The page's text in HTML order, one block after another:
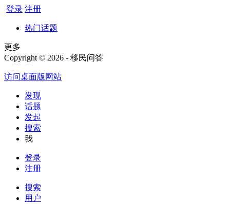
登录 注册
热门话题
更多
Copyright © 2026 - 移民问答
访问桌面版网站
发现
话题
发起
搜索
我
登录
注册
搜索
用户